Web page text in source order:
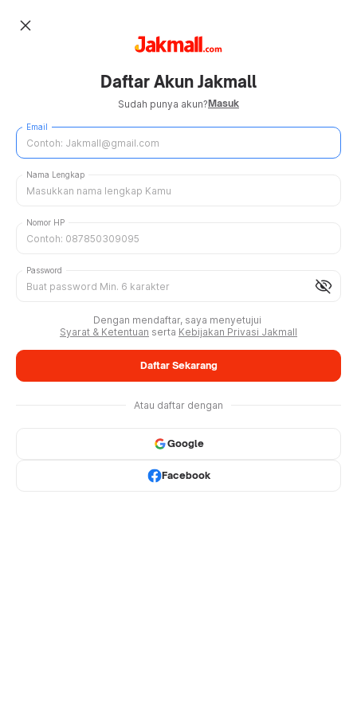
close
Daftar Akun Jakmall
Sudah punya akun?Masuk
Email
Nama Lengkap
Nomor HP
visibility_off
Password
Dengan mendaftar, saya menyetujui
Syarat & Ketentuan serta Kebijakan Privasi Jakmall
Daftar Sekarang
Atau daftar dengan
Google
Facebook